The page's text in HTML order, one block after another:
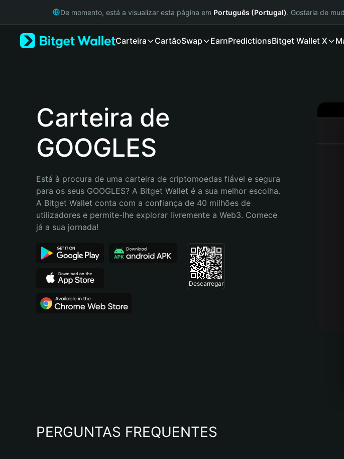
Русский
Português (Portugal)
Bahasa Indonesia
Português (Brasil)
Español (Argentina)
De momento, está a visualizar esta página em Português (Portugal). Gostaria de
Carteira CartãoSwap EarnPredictionsBitget Wallet X
Carteira de
GOOGLES
Está à procura de uma carteira de criptomoedas fiável e segura
para os seus GOOGLES? A Bitget Wallet é a sua melhor escolha.
A Bitget Wallet conta com a confiança de 40 milhões de
utilizadores e permite-lhe explorar livremente a Web3. Comece
já a sua jornada!
Descarregar
PERGUNTAS FREQUENTES